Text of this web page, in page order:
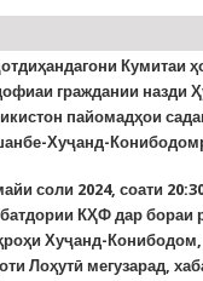
Кумитаи
граждании назди
пайомадҳои
Хуҷанд-
соли 2024, соати
КҲФ дар бораи
Хуҷанд-Конибодом,
Лоҳутӣ мегузарад,